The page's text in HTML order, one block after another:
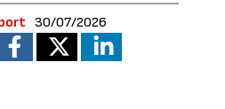
30/07/2026